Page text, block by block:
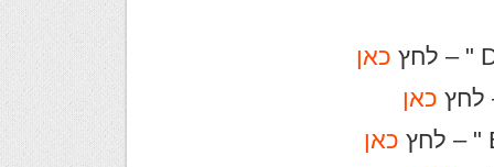
כאן
כאן
כאן